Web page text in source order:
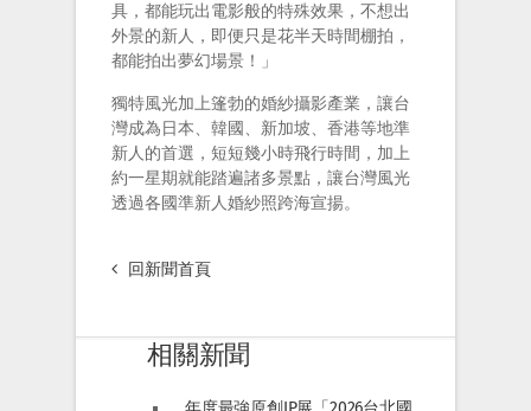
具，都能玩出電影般的特殊效果，不想出
外景的新人，即便只是花半天時間棚拍，
都能拍出夢幻場景！」
獨特風光加上篷勃的婚紗攝影產業，讓台
灣成為日本、韓國、新加坡、香港等地準
新人的首選，短短幾小時飛行時間，加上
約一星期就能踏遍諸多景點，讓台灣風光
透過各國準新人婚紗照跨海宣揚。
回新聞首頁
相關新聞